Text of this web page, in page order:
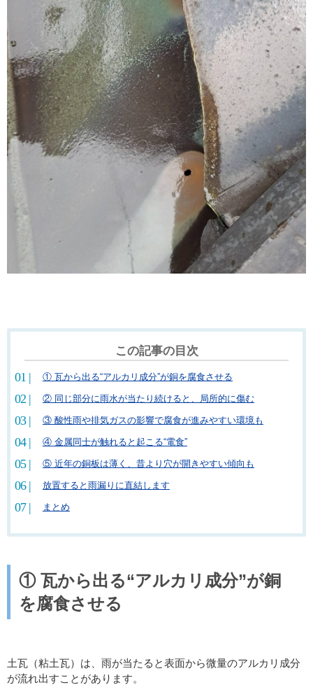
この記事の目次
① 瓦から出る“アルカリ成分”が銅を腐食させる
② 同じ部分に雨水が当たり続けると、局所的に傷む
③ 酸性雨や排気ガスの影響で腐食が進みやすい環境も
④ 金属同士が触れると起こる“電食”
⑤ 近年の銅板は薄く、昔より穴が開きやすい傾向も
放置すると雨漏りに直結します
まとめ
① 瓦から出る“アルカリ成分”が銅
を腐食させる
土瓦（粘土瓦）は、雨が当たると表面から微量のアルカリ成分
が流れ出すことがあります。